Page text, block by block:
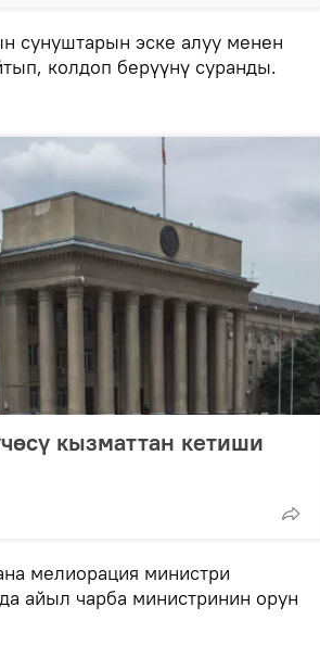
сунуштарын эске алуу менен
колдоп берүүнү суранды.
кызматтан кетиши
мелиорация министри
айыл чарба министринин орун